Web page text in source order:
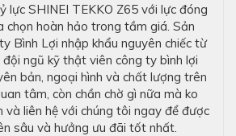
lực SHINEI TEKKO Z65 với lực đóng
chọn hoàn hảo trong tầm giá. Sản
Bình Lợi nhập khẩu nguyên chiếc từ
ngũ kỹ thật viên công ty bình lợi
bản, ngoại hình và chất lượng trên
tâm, còn chần chờ gì nữa mà ko
và liên hệ với chúng tôi ngay để được
sâu và hưởng ưu đãi tốt nhất.